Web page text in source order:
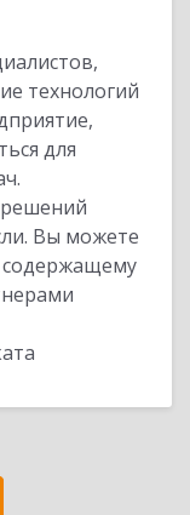
технологий
для
Вы можете
содержащему